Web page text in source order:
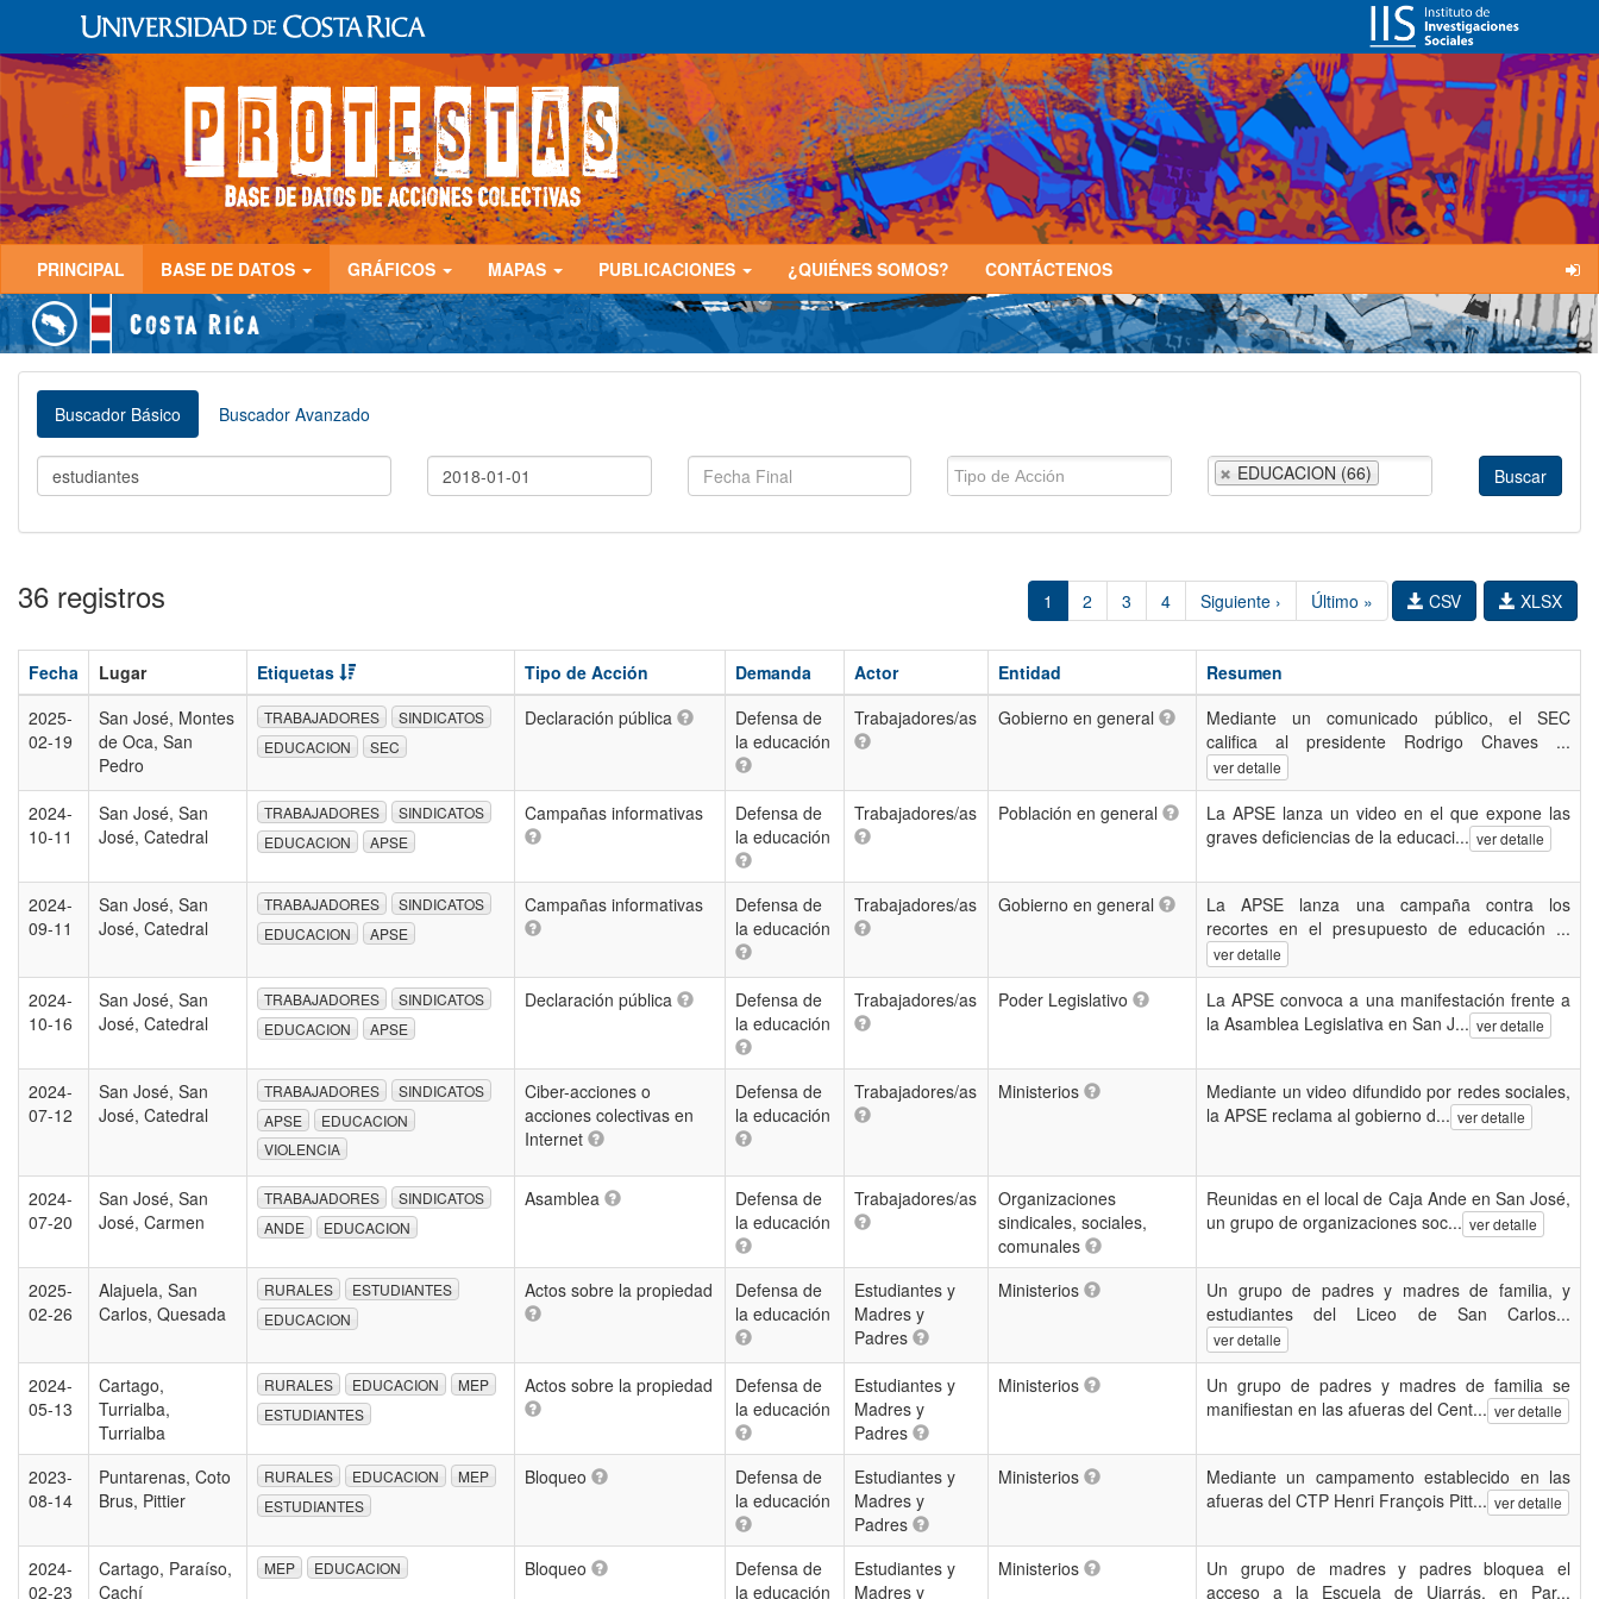
PRINCIPAL BASE DE DATOS GRÁFICOS MAPAS PUBLICACIONES ¿QUIÉNES SOMOS? CONTÁCTENOS
Buscador Básico Buscador Avanzado
EDUCACION (66)
36 registros 1 2 3 4 Siguiente › Último » XLSX
CSV
Fecha Lugar Etiquetas Tipo de Acción Demanda Actor Entidad
Resumen
2025-
02-19
San José, Montes
de Oca, San
Pedro
TRABAJADORES
SINDICATOS
EDUCACION
SEC
Declaración pública
Defensa de
la educación
Trabajadores/as Gobierno en general
Mediante un comunicado público, el SEC
califica al presidente Rodrigo Chaves ...
ver detalle
2024-
10-11
San José, San
José, Catedral
TRABAJADORES
SINDICATOS
EDUCACION
APSE
Campañas informativas
Defensa de
la educación
Trabajadores/as Población en general
La APSE lanza un video en el que expone las
graves deficiencias de la educaci... ver detalle
2024-
09-11
San José, San
José, Catedral
TRABAJADORES
SINDICATOS
EDUCACION
APSE
Campañas informativas
Defensa de
la educación
Trabajadores/as Gobierno en general
La APSE lanza una campaña contra los
recortes en el presupuesto de educación ...
ver detalle
2024-
10-16
San José, San
José, Catedral
TRABAJADORES
SINDICATOS
EDUCACION
APSE
Declaración pública
Defensa de
la educación
Trabajadores/as Poder Legislativo
La APSE convoca a una manifestación frente a
la Asamblea Legislativa en San J... ver detalle
2024-
07-12
San José, San
José, Catedral
TRABAJADORES
SINDICATOS
APSE
EDUCACION
VIOLENCIA
Ciber-acciones o
acciones colectivas en
Internet
Defensa de
la educación
Trabajadores/as Ministerios
Mediante un video difundido por redes sociales,
la APSE reclama al gobierno d... ver detalle
2024-
07-20
San José, San
José, Carmen
TRABAJADORES
SINDICATOS
ANDE
EDUCACION
Asamblea
Defensa de
la educación
Trabajadores/as
Organizaciones
sindicales, sociales,
comunales
Reunidas en el local de Caja Ande en San José,
un grupo de organizaciones soc... ver detalle
2025-
02-26
Alajuela, San
Carlos, Quesada
RURALES
ESTUDIANTES
EDUCACION
Actos sobre la propiedad
Defensa de
la educación
Estudiantes y
Madres y
Padres
Ministerios
Un grupo de padres y madres de familia, y
estudiantes del Liceo de San Carlos...
ver detalle
2024-
05-13
Cartago,
Turrialba,
Turrialba
RURALES EDUCACION
MEP
ESTUDIANTES
Actos sobre la propiedad
Defensa de
la educación
Estudiantes y
Madres y
Padres
Ministerios
Un grupo de padres y madres de familia se
manifiestan en las afueras del Cent... ver detalle
2023-
08-14
Puntarenas, Coto
Brus, Pittier
RURALES EDUCACION
MEP
ESTUDIANTES
Bloqueo
Defensa de
la educación
Estudiantes y
Madres y
Padres
Ministerios
Mediante un campamento establecido en las
afueras del CTP Henri François Pitt... ver detalle
2024-
02-23
Cartago, Paraíso,
Cachí
MEP EDUCACION Bloqueo
Defensa de
la educación
Estudiantes y
Madres y
Ministerios
Un grupo de madres y padres bloquea el
acceso a la Escuela de Ujarrás, en Par...